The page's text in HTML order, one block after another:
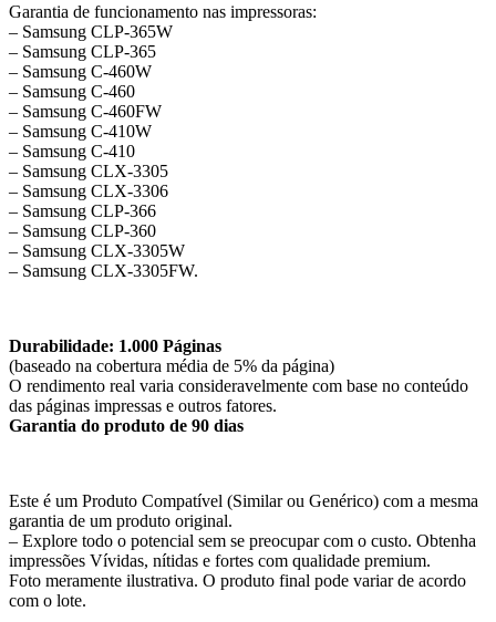
Garantia de funcionamento nas impressoras:
– Samsung CLP-365W
– Samsung CLP-365
– Samsung C-460W
– Samsung C-460
– Samsung C-460FW
– Samsung C-410W
– Samsung C-410
– Samsung CLX-3305
– Samsung CLX-3306
– Samsung CLP-366
– Samsung CLP-360
– Samsung CLX-3305W
– Samsung CLX-3305FW.
Durabilidade: 1.000 Páginas
(baseado na cobertura média de 5% da página)
O rendimento real varia consideravelmente com base no conteúdo
das páginas impressas e outros fatores.
Garantia do produto de 90 dias
Este é um Produto Compatível (Similar ou Genérico) com a mesma
garantia de um produto original.
– Explore todo o potencial sem se preocupar com o custo. Obtenha
impressões Vívidas, nítidas e fortes com qualidade premium.
Foto meramente ilustrativa. O produto final pode variar de acordo
com o lote.